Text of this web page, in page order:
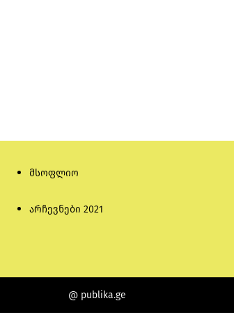
მსოფლიო
არჩევნები 2021
@ publika.ge